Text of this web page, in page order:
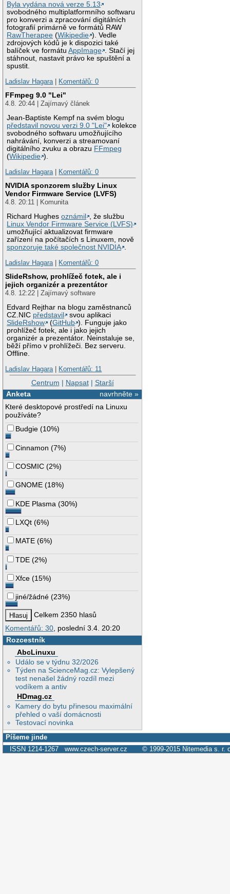
Byla vydána nová verze 5.13
svobodného multiplatformního softwaru
pro konverzi a zpracování digitálních
fotografií primárně ve formátů RAW
RawTherapee (Wikipedie ). Vedle
zdrojových kódů je k dispozici také
balíček ve formátuAppImage . Stačí jej
stáhnout, nastavit právo ke spuštění a
spustit.
Ladislav Hagara| Komentářů: 0
FFmpeg 9.0 "Lei"
4.8. 20:44 | Zajímavý článek
Jean-Baptiste Kempf na svém blogu
představil novou verzi 9.0 "Lei"
kolekce
svobodného softwaru umožňujícího
nahrávání, konverzi a streamovaní
digitálního zvuku a obrazu FFmpeg
(Wikipedie ).
Ladislav Hagara| Komentářů: 0
NVIDIA sponzorem služby Linux
Vendor Firmware Service (LVFS)
4.8. 20:11 | Komunita
Richard Hughesoznámil
, že službu
Linux Vendor Firmware Service (LVFS)
umožňující aktualizovat firmware
zařízení na počítačích s Linuxem, nově
sponzoruje také společnost NVIDIA .
Ladislav Hagara| Komentářů: 0
SlideRshow, prohlížeč fotek, ale i
jejich organizér a prezentátor
4.8. 12:22 | Zajímavý software
Edvard Rejthar na blogu zaměstnanců
CZ.NIC představil
svou aplikaci
SlideRshow
(GitHub ). Funguje jako
prohlížeč fotek, ale i jako jejich
organizér a prezentátor. Neinstaluje se,
běží přímo v prohlížeči. Bez serveru.
Offline.
Ladislav Hagara| Komentářů: 11
Centrum | Napsat| Starší
navrhněte »
Anketa
Které desktopové prostředí na Linuxu
používáte?
Budgie (10%)
Cinnamon (7%)
COSMIC (2%)
GNOME (18%)
KDE Plasma (30%)
LXQt (6%)
MATE (6%)
TDE (2%)
Xfce (15%)
jiné/žádné (23%)
Celkem 2350 hlasů
Komentářů: 30 , poslední 3.4. 20:20
Rozcestník
AbcLinuxu
Událo se v týdnu 32/2026
Týden na ScienceMag.cz: Vylepšený
test nenašel žádný rozdíl mezi
vodíkem a antiv
HDmag.cz
Kamery do bytu přinesou maximální
přehled o vaší domácnosti
Testovací novinka
Píšeme jinde
ISSN 1214-1267 www.czech-server.cz © 1999-2015 Nitemedia s. r.